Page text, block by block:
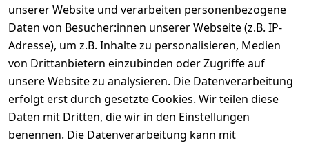
unserer Website und verarbeiten personenbezogene
Daten von Besucher:innen unserer Webseite (z.B. IP-
Adresse), um z.B. Inhalte zu personalisieren, Medien
von Drittanbietern einzubinden oder Zugriffe auf
unsere Website zu analysieren. Die Datenverarbeitung
erfolgt erst durch gesetzte Cookies. Wir teilen diese
Daten mit Dritten, die wir in den Einstellungen
benennen. Die Datenverarbeitung kann mit
Rechtliches
AGB
Impressum
Datenschutze
rklärung
Barrierefreihe
Service
Kontakt
Registrieren
Rechnungska
Kontakt
Informatio
nen
Retourenlage
r: Eichenallee
3, 06184
Kabelsketal
Über uns
★★★★☆
Top-Verkäufer
★★★★★